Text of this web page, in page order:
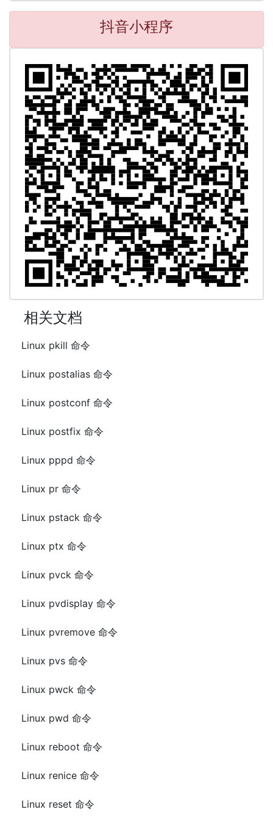
抖音小程序
相关文档
Linux pkill 命令
Linux postalias 命令
Linux postconf 命令
Linux postfix 命令
Linux pppd 命令
Linux pr 命令
Linux pstack 命令
Linux ptx 命令
Linux pvck 命令
Linux pvdisplay 命令
Linux pvremove 命令
Linux pvs 命令
Linux pwck 命令
Linux pwd 命令
Linux reboot 命令
Linux renice 命令
Linux reset 命令